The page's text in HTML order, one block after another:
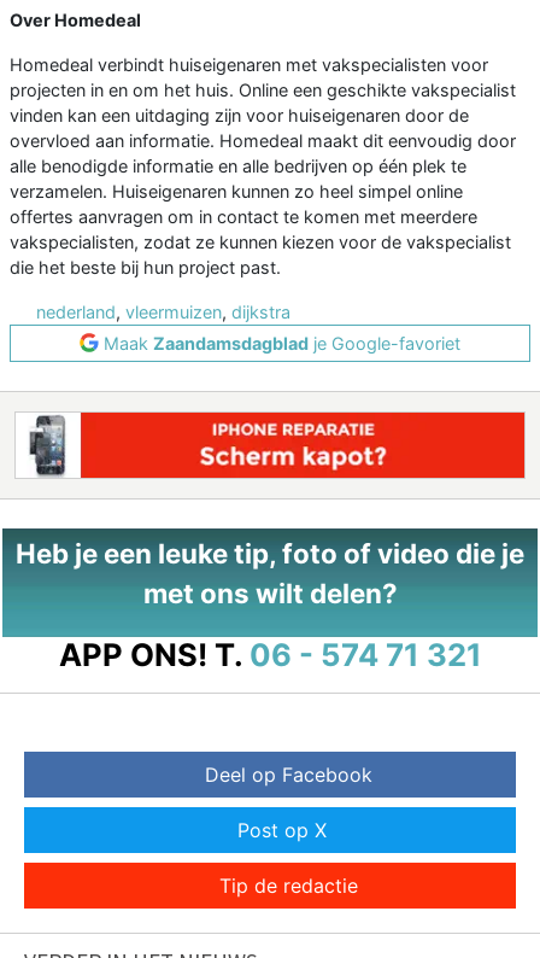
Over Homedeal
Homedeal verbindt huiseigenaren met vakspecialisten voor
projecten in en om het huis. Online een geschikte vakspecialist
vinden kan een uitdaging zijn voor huiseigenaren door de
overvloed aan informatie. Homedeal maakt dit eenvoudig door
alle benodigde informatie en alle bedrijven op één plek te
verzamelen. Huiseigenaren kunnen zo heel simpel online
offertes aanvragen om in contact te komen met meerdere
vakspecialisten, zodat ze kunnen kiezen voor de vakspecialist
die het beste bij hun project past.
nederland, vleermuizen, dijkstra
Maak Zaandamsdagblad je Google-favoriet
Heb je een leuke tip, foto of video die je
met ons wilt delen?
APP ONS! T. 06 - 574 71 321
Deel op Facebook
Post op X
Tip de redactie